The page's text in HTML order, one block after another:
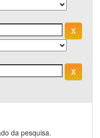
da pesquisa.